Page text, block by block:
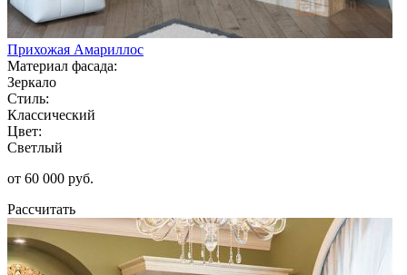
Прихожая Амариллос
Материал фасада:
Зеркало
Стиль:
Классический
Цвет:
Светлый
от 60 000 руб.
Рассчитать